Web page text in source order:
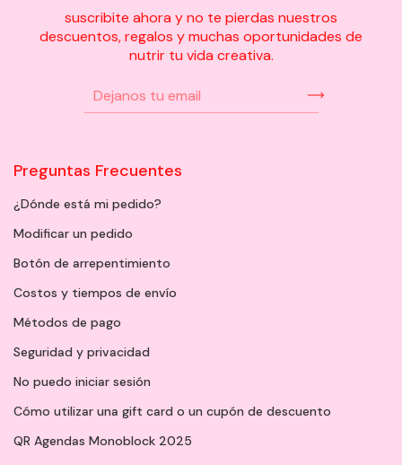
suscribite ahora y no te pierdas nuestros
descuentos, regalos y muchas oportunidades de
nutrir tu vida creativa.
Preguntas Frecuentes
¿Dónde está mi pedido?
Modificar un pedido
Botón de arrepentimiento
Costos y tiempos de envío
Métodos de pago
Seguridad y privacidad
No puedo iniciar sesión
Cómo utilizar una gift card o un cupón de descuento
QR Agendas Monoblock 2025